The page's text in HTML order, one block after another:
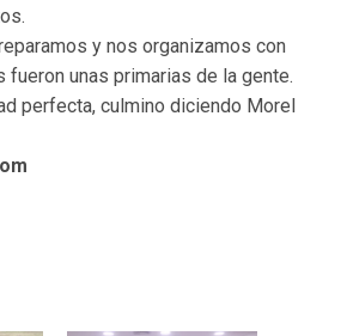
y nos organizamos con
fueron unas primarias de la gente.
perfecta, culmino diciendo Morel